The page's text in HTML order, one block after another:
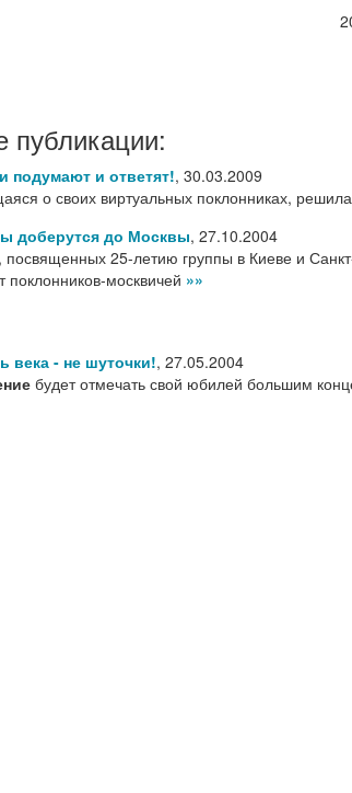
публикации:
подумают и ответят!, 30.03.2009
о своих виртуальных поклонниках,
доберутся до Москвы, 27.10.2004
посвященных 25-летию группы в Киеве и
поклонников-москвичей »»
века - не шуточки!, 27.05.2004
будет отмечать свой юбилей большим